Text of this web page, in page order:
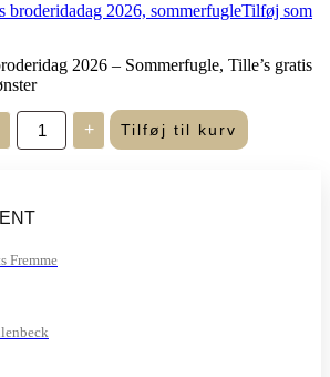
Tilføj som
2026 – Sommerfugle, Tille’s gratis
Verdens
broderidag
2026
Tille's
gratis
antal
+ Tilføj til kurv
Fremme